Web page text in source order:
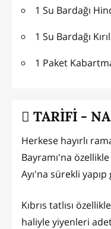
1 Su Bardağı
1 Su Bardağı
1 Paket
TARİFİ -
Herkese hayırlı
Bayramı'na
Ayı'na sürekli
Kıbrıs tatlısı
haliyle yiyenleri